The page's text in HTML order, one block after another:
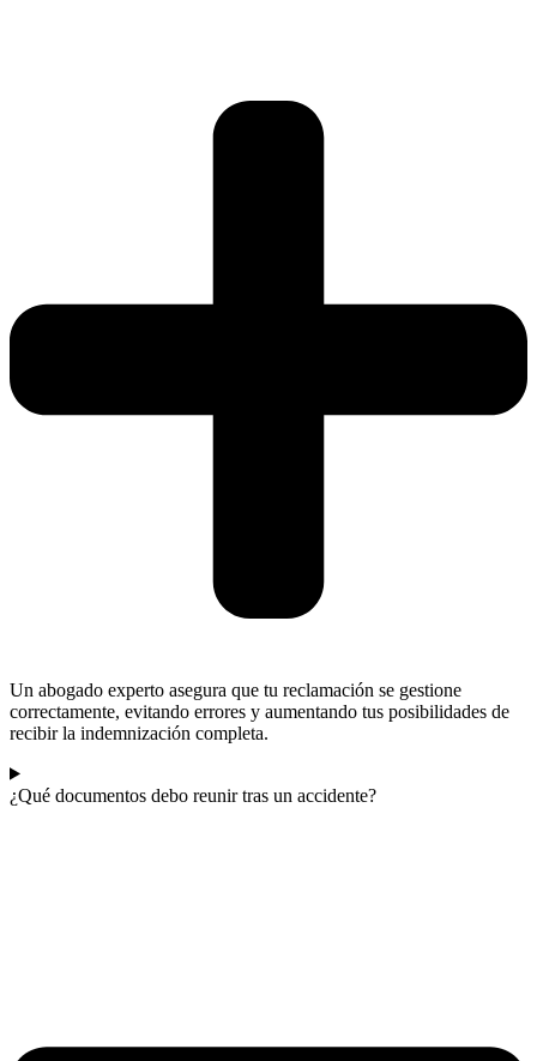
Un abogado experto asegura que tu reclamación se gestione
correctamente, evitando errores y aumentando tus posibilidades de
recibir la indemnización completa.
¿Qué documentos debo reunir tras un accidente?